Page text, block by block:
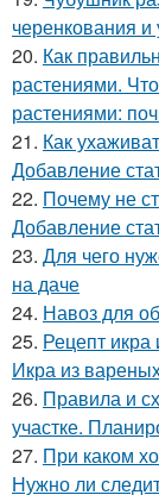
черенкования
20. Как
растениями.
растениями:
21. Как
Добавление
22. Почему не
Добавление
23. Для чего
на даче
24. Навоз для
25. Рецепт икра
Икра из
26. Правила и
участке.
27. При каком
Нужно ли